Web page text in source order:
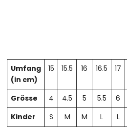
Umfang
(in cm)
15 15.5 16 16.5 17
Grösse 4 4.5 5 5.5 6
Kinder
S M M L L